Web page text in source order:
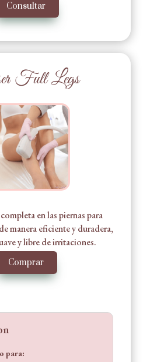
Consultar
Full Legs
en las piernas para
manera eficiente y duradera,
y libre de irritaciones.
Comprar
para: